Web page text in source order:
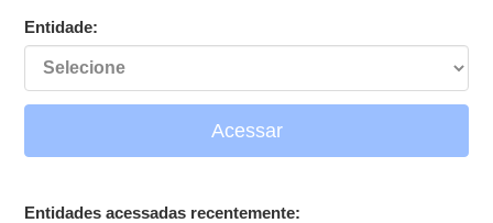
Entidade:
Acessar
Entidades acessadas recentemente: